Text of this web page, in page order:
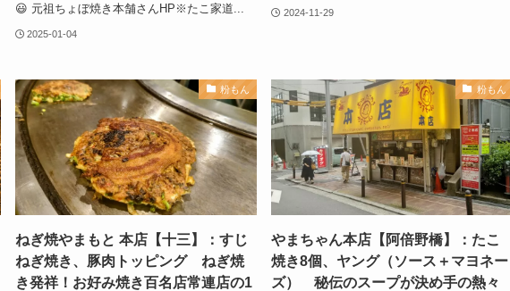
😃 元祖ちょぼ焼き本舗さんHP※たこ家道...
2025-01-04
2024-11-29
粉もん
ねぎ焼やまもと 本店【十三】：すじ
ねぎ焼き、豚肉トッピング ねぎ焼
き発祥！お好み焼き百名店常連店の1
粉もん
やまちゃん本店【阿倍野橋】：たこ
焼き8個、ヤング（ソース＋マヨネー
ズ） 秘伝のスープが決め手の熱々